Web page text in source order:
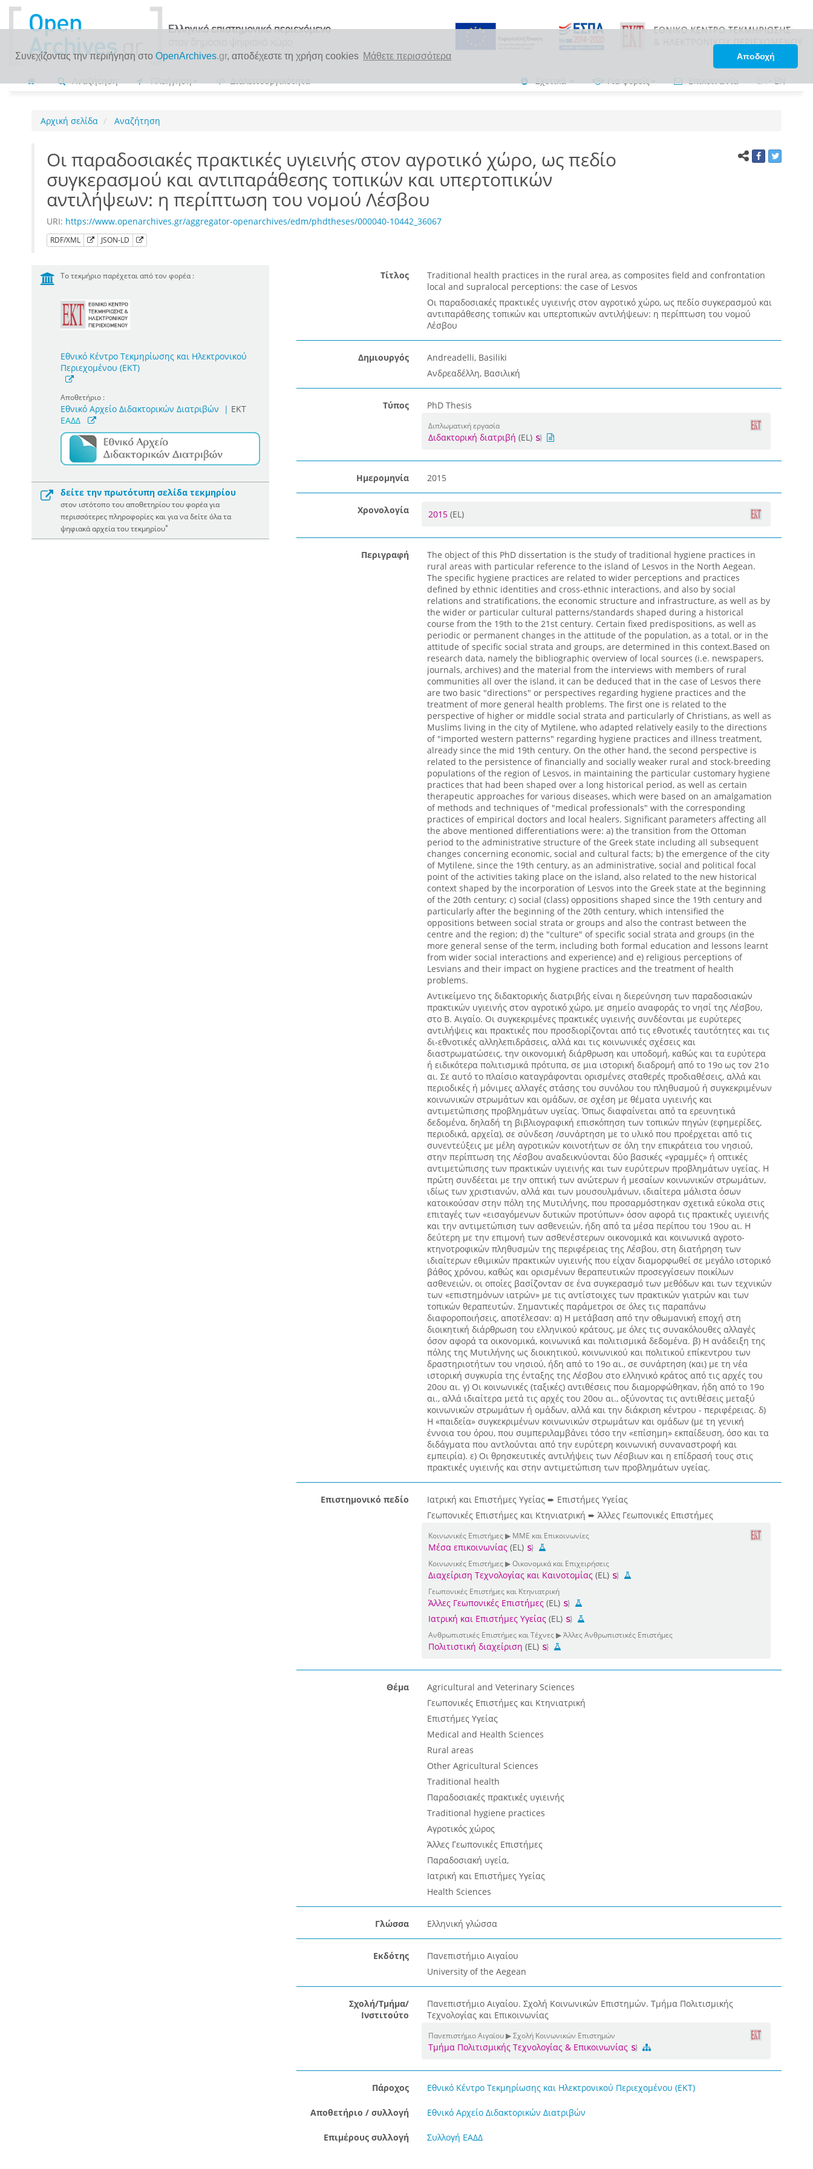
Συνεχίζοντας την περιήγηση στο OpenArchives.gr, αποδέχεστε τη χρήση cookies Μάθετε περισσότερα Αποδοχή
Αναζήτηση Πλοήγηση Διαλειτουργικότητα Σχετικά Για φορείς Επικοινωνία ΕΛ•EN
Αρχική σελίδα Αναζήτηση
Οι παραδοσιακές πρακτικές υγιεινής στον αγροτικό χώρο, ως πεδίο
συγκερασμού και αντιπαράθεσης τοπικών και υπερτοπικών
αντιλήψεων: η περίπτωση του νομού Λέσβου
URI: https://www.openarchives.gr/aggregator-openarchives/edm/phdtheses/000040-10442_36067
RDF/XML JSON-LD
Το τεκμήριο παρέχεται από τον φορέα :
Εθνικό Κέντρο Τεκμηρίωσης και Ηλεκτρονικού
Περιεχομένου (ΕΚΤ)
Αποθετήριο :
Εθνικό Αρχείο Διδακτορικών Διατριβών | ΕΚΤ
ΕΑΔΔ
δείτε την πρωτότυπη σελίδα τεκμηρίου
στον ιστότοπο του αποθετηρίου του φορέα για
περισσότερες πληροφορίες και για να δείτε όλα τα
ψηφιακά αρχεία του τεκμηρίου*
Τίτλος
Traditional health practices in the rural area, as composites field and confrontation
local and supralocal perceptions: the case of Lesvos
Οι παραδοσιακές πρακτικές υγιεινής στον αγροτικό χώρο, ως πεδίο συγκερασμού και
αντιπαράθεσης τοπικών και υπερτοπικών αντιλήψεων: η περίπτωση του νομού
Λέσβου
Δημιουργός
Andreadelli, Basiliki
Ανδρεαδέλλη, Βασιλική
Τύπος PhD Thesis
Διπλωματική εργασία
Διδακτορική διατριβή (EL)
Ημερομηνία 2015
Χρονολογία 2015 (EL)
Περιγραφή
The object of this PhD dissertation is the study of traditional hygiene practices in
rural areas with particular reference to the island of Lesvos in the North Aegean.
The specific hygiene practices are related to wider perceptions and practices
defined by ethnic identities and cross-ethnic interactions, and also by social
relations and stratifications, the economic structure and infrastructure, as well as by
the wider or particular cultural patterns/standards shaped during a historical
course from the 19th to the 21st century. Certain fixed predispositions, as well as
periodic or permanent changes in the attitude of the population, as a total, or in the
attitude of specific social strata and groups, are determined in this context.Based on
research data, namely the bibliographic overview of local sources (i.e. newspapers,
journals, archives) and the material from the interviews with members of rural
communities all over the island, it can be deduced that in the case of Lesvos there
are two basic "directions" or perspectives regarding hygiene practices and the
treatment of more general health problems. The first one is related to the
perspective of higher or middle social strata and particularly of Christians, as well as
Muslims living in the city of Mytilene, who adapted relatively easily to the directions
of "imported western patterns" regarding hygiene practices and illness treatment,
already since the mid 19th century. On the other hand, the second perspective is
related to the persistence of financially and socially weaker rural and stock-breeding
populations of the region of Lesvos, in maintaining the particular customary hygiene
practices that had been shaped over a long historical period, as well as certain
therapeutic approaches for various diseases, which were based on an amalgamation
of methods and techniques of "medical professionals" with the corresponding
practices of empirical doctors and local healers. Significant parameters affecting all
the above mentioned differentiations were: a) the transition from the Ottoman
period to the administrative structure of the Greek state including all subsequent
changes concerning economic, social and cultural facts; b) the emergence of the city
of Mytilene, since the 19th century, as an administrative, social and political focal
point of the activities taking place on the island, also related to the new historical
context shaped by the incorporation of Lesvos into the Greek state at the beginning
of the 20th century; c) social (class) oppositions shaped since the 19th century and
particularly after the beginning of the 20th century, which intensified the
oppositions between social strata or groups and also the contrast between the
centre and the region; d) the "culture" of specific social strata and groups (in the
more general sense of the term, including both formal education and lessons learnt
from wider social interactions and experience) and e) religious perceptions of
Lesvians and their impact on hygiene practices and the treatment of health
problems.
Αντικείμενο της διδακτορικής διατριβής είναι η διερεύνηση των παραδοσιακών
πρακτικών υγιεινής στον αγροτικό χώρο, με σημείο αναφοράς το νησί της Λέσβου,
στο Β. Αιγαίο. Οι συγκεκριμένες πρακτικές υγιεινής συνδέονται με ευρύτερες
αντιλήψεις και πρακτικές που προσδιορίζονται από τις εθνοτικές ταυτότητες και τις
δι-εθνοτικές αλληλεπιδράσεις, αλλά και τις κοινωνικές σχέσεις και
διαστρωματώσεις, την οικονομική διάρθρωση και υποδομή, καθώς και τα ευρύτερα
ή ειδικότερα πολιτισμικά πρότυπα, σε μια ιστορική διαδρομή από το 19ο ως τον 21ο
αι. Σε αυτό το πλαίσιο καταγράφονται ορισμένες σταθερές προδιαθέσεις, αλλά και
περιοδικές ή μόνιμες αλλαγές στάσης του συνόλου του πληθυσμού ή συγκεκριμένων
κοινωνικών στρωμάτων και ομάδων, σε σχέση με θέματα υγιεινής και
αντιμετώπισης προβλημάτων υγείας. Όπως διαφαίνεται από τα ερευνητικά
δεδομένα, δηλαδή τη βιβλιογραφική επισκόπηση των τοπικών πηγών (εφημερίδες,
περιοδικά, αρχεία), σε σύνδεση /συνάρτηση με το υλικό που προέρχεται από τις
συνεντεύξεις με μέλη αγροτικών κοινοτήτων σε όλη την επικράτεια του νησιού,
στην περίπτωση της Λέσβου αναδεικνύονται δύο βασικές «γραμμές» ή οπτικές
αντιμετώπισης των πρακτικών υγιεινής και των ευρύτερων προβλημάτων υγείας. Η
πρώτη συνδέεται με την οπτική των ανώτερων ή μεσαίων κοινωνικών στρωμάτων,
ιδίως των χριστιανών, αλλά και των μουσουλμάνων, ιδιαίτερα μάλιστα όσων
κατοικούσαν στην πόλη της Μυτιλήνης, που προσαρμόστηκαν σχετικά εύκολα στις
επιταγές των «εισαγόμενων δυτικών προτύπων» όσον αφορά τις πρακτικές υγιεινής
και την αντιμετώπιση των ασθενειών, ήδη από τα μέσα περίπου του 19ου αι. H
δεύτερη με την επιμονή των ασθενέστερων οικονομικά και κοινωνικά αγροτο-
κτηνοτροφικών πληθυσμών της περιφέρειας της Λέσβου, στη διατήρηση των
ιδιαίτερων εθιμικών πρακτικών υγιεινής που είχαν διαμορφωθεί σε μεγάλο ιστορικό
βάθος χρόνου, καθώς και ορισμένων θεραπευτικών προσεγγίσεων ποικίλων
ασθενειών, οι οποίες βασίζονταν σε ένα συγκερασμό των μεθόδων και των τεχνικών
των «επιστημόνων ιατρών» με τις αντίστοιχες των πρακτικών γιατρών και των
τοπικών θεραπευτών. Σημαντικές παράμετροι σε όλες τις παραπάνω
διαφοροποιήσεις, αποτέλεσαν: α) Η μετάβαση από την οθωμανική εποχή στη
διοικητική διάρθρωση του ελληνικού κράτους, με όλες τις συνακόλουθες αλλαγές
όσον αφορά τα οικονομικά, κοινωνικά και πολιτισμικά δεδομένα. β) Η ανάδειξη της
πόλης της Μυτιλήνης ως διοικητικού, κοινωνικού και πολιτικού επίκεντρου των
δραστηριοτήτων του νησιού, ήδη από το 19ο αι., σε συνάρτηση (και) με τη νέα
ιστορική συγκυρία της ένταξης της Λέσβου στο ελληνικό κράτος από τις αρχές του
20ου αι. γ) Οι κοινωνικές (ταξικές) αντιθέσεις που διαμορφώθηκαν, ήδη από το 19ο
αι., αλλά ιδιαίτερα μετά τις αρχές του 20ου αι., οξύνοντας τις αντιθέσεις μεταξύ
κοινωνικών στρωμάτων ή ομάδων, αλλά και την διάκριση κέντρου - περιφέρειας. δ)
Η «παιδεία» συγκεκριμένων κοινωνικών στρωμάτων και ομάδων (με τη γενική
έννοια του όρου, που συμπεριλαμβάνει τόσο την «επίσημη» εκπαίδευση, όσο και τα
διδάγματα που αντλούνται από την ευρύτερη κοινωνική συναναστροφή και
εμπειρία). ε) Οι θρησκευτικές αντιλήψεις των Λέσβιων και η επίδρασή τους στις
πρακτικές υγιεινής και στην αντιμετώπιση των προβλημάτων υγείας.
Επιστημονικό πεδίο
Ιατρική και Επιστήμες Υγείας ➨ Επιστήμες Υγείας
Γεωπονικές Επιστήμες και Κτηνιατρική ➨ Άλλες Γεωπονικές Επιστήμες
Κοινωνικές Επιστήμες ▶ ΜΜΕ και Επικοινωνίες
Μέσα επικοινωνίας(EL)
Κοινωνικές Επιστήμες ▶ Οικονομικά και Επιχειρήσεις
Διαχείριση Τεχνολογίας και Καινοτομίας(EL)
Γεωπονικές Επιστήμες και Κτηνιατρική
Άλλες Γεωπονικές Επιστήμες(EL)
Ιατρική και Επιστήμες Υγείας(EL)
Ανθρωπιστικές Επιστήμες και Τέχνες ▶ Άλλες Ανθρωπιστικές Επιστήμες
Πολιτιστική διαχείριση (EL)
Θέμα
Agricultural and Veterinary Sciences
Γεωπονικές Επιστήμες και Κτηνιατρική
Επιστήμες Υγείας
Medical and Health Sciences
Rural areas
Other Agricultural Sciences
Traditional health
Παραδοσιακές πρακτικές υγιεινής
Traditional hygiene practices
Αγροτικός χώρος
Άλλες Γεωπονικές Επιστήμες
Παραδοσιακή υγεία,
Ιατρική και Επιστήμες Υγείας
Health Sciences
Γλώσσα Ελληνική γλώσσα
Εκδότης
Πανεπιστήμιο Αιγαίου
University of the Aegean
Σχολή/Τμήμα/
Ινστιτούτο
Πανεπιστήμιο Αιγαίου. Σχολή Κοινωνικών Επιστημών. Τμήμα Πολιτισμικής
Τεχνολογίας και Επικοινωνίας
Πανεπιστήμιο Αιγαίου ▶ Σχολή Κοινωνικών Επιστημών
Τμήμα Πολιτισμικής Τεχνολογίας & Επικοινωνίας
Πάροχος Εθνικό Κέντρο Τεκμηρίωσης και Ηλεκτρονικού Περιεχομένου (ΕΚΤ)
Αποθετήριο / συλλογή Εθνικό Αρχείο Διδακτορικών Διατριβών
Επιμέρους συλλογή Συλλογή ΕΑΔΔ